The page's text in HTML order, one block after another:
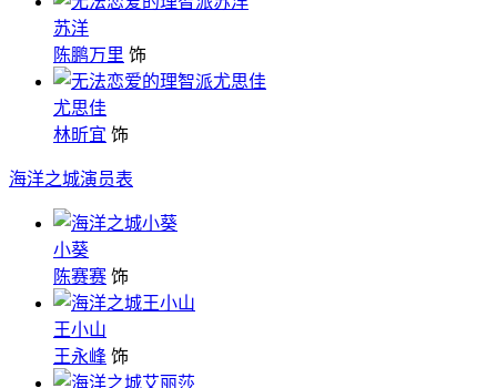
苏洋
陈鹏万里 饰
尤思佳
林昕宜 饰
海洋之城演员表
小葵
陈赛赛 饰
王小山
王永峰 饰